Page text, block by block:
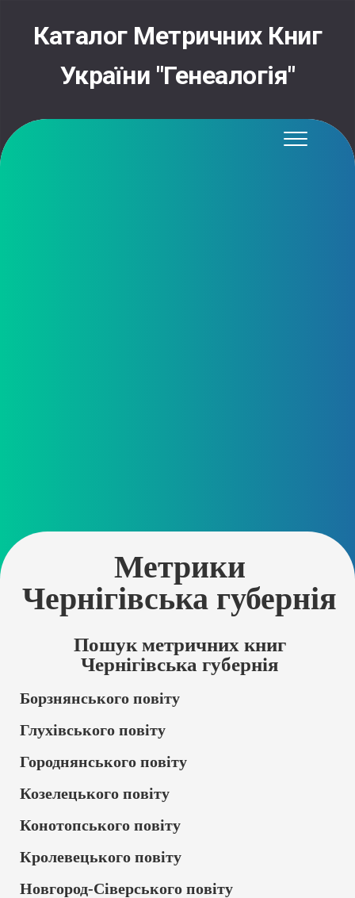
contentКаталог Метричних Книг
України "Генеалогія"
Метрики
Чернігівська губернія
Пошук метричних книг
Чернігівська губернія
Борзнянського повіту
Глухівського повіту
Городнянського повіту
Козелецького повіту
Конотопського повіту
Кролевецького повіту
Новгород-Сіверського повіту